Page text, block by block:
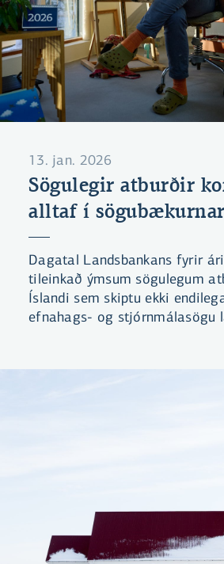
13. jan. 2026
Sögulegir atburðir
alltaf í sögubækurnar
Dagatal Landsbankans fyrir
tileinkað ýmsum sögulegum
Íslandi sem skiptu ekki
efnahags- og stjórnmálasögu
Jónsson til að gera nokkrum